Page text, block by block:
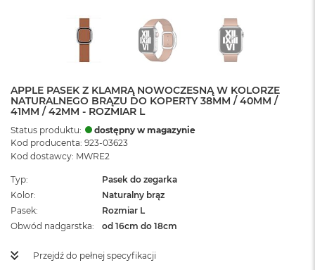
APPLE PASEK Z KLAMRĄ NOWOCZESNĄ W KOLORZE
NATURALNEGO BRĄZU DO KOPERTY 38MM / 40MM /
41MM / 42MM - ROZMIAR L
Status produktu:
dostępny w magazynie
Kod producenta: 923-03623
Kod dostawcy: MWRE2
Typ
Pasek do zegarka
Kolor
Naturalny brąz
Pasek
Rozmiar L
Obwód nadgarstka
od 16cm do 18cm
Przejdź do pełnej specyfikacji